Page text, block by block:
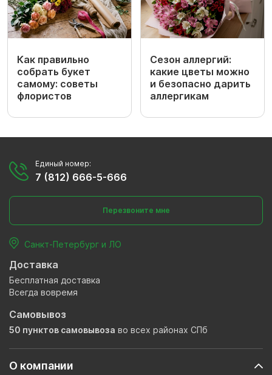
Как правильно
собрать букет
самому: советы
флористов
Сезон аллергий:
какие цветы можно
и безопасно дарить
аллергикам
О компании
Единый номер:
7 (812) 666-5-666
Перезвоните мне
Санкт-Петербург и ЛО
Доставка
Бесплатная доставка
Всегда вовремя
Самовывоз
50 пунктов самовывоза во всех районах СПб